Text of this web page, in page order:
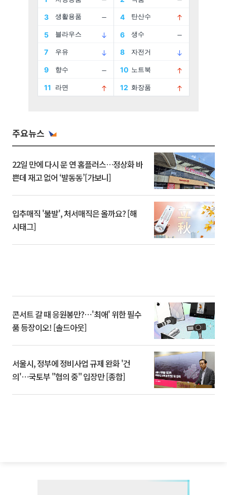
주요뉴스
22일 만에 다시 문 연 홈플러스…정상화 바
쁜데 재고 없어 ‘발동동’[가보니]
입추매직 '불발', 처서매직은 올까요? [해
시태그]
콘서트 갈 때 응원봉만?⋯'최애' 위한 필수
품 등장이오! [솔드아웃]
서울시, 정부에 정비사업 규제 완화 '건
의'⋯국토부 "협의 중" 입장만 [종합]